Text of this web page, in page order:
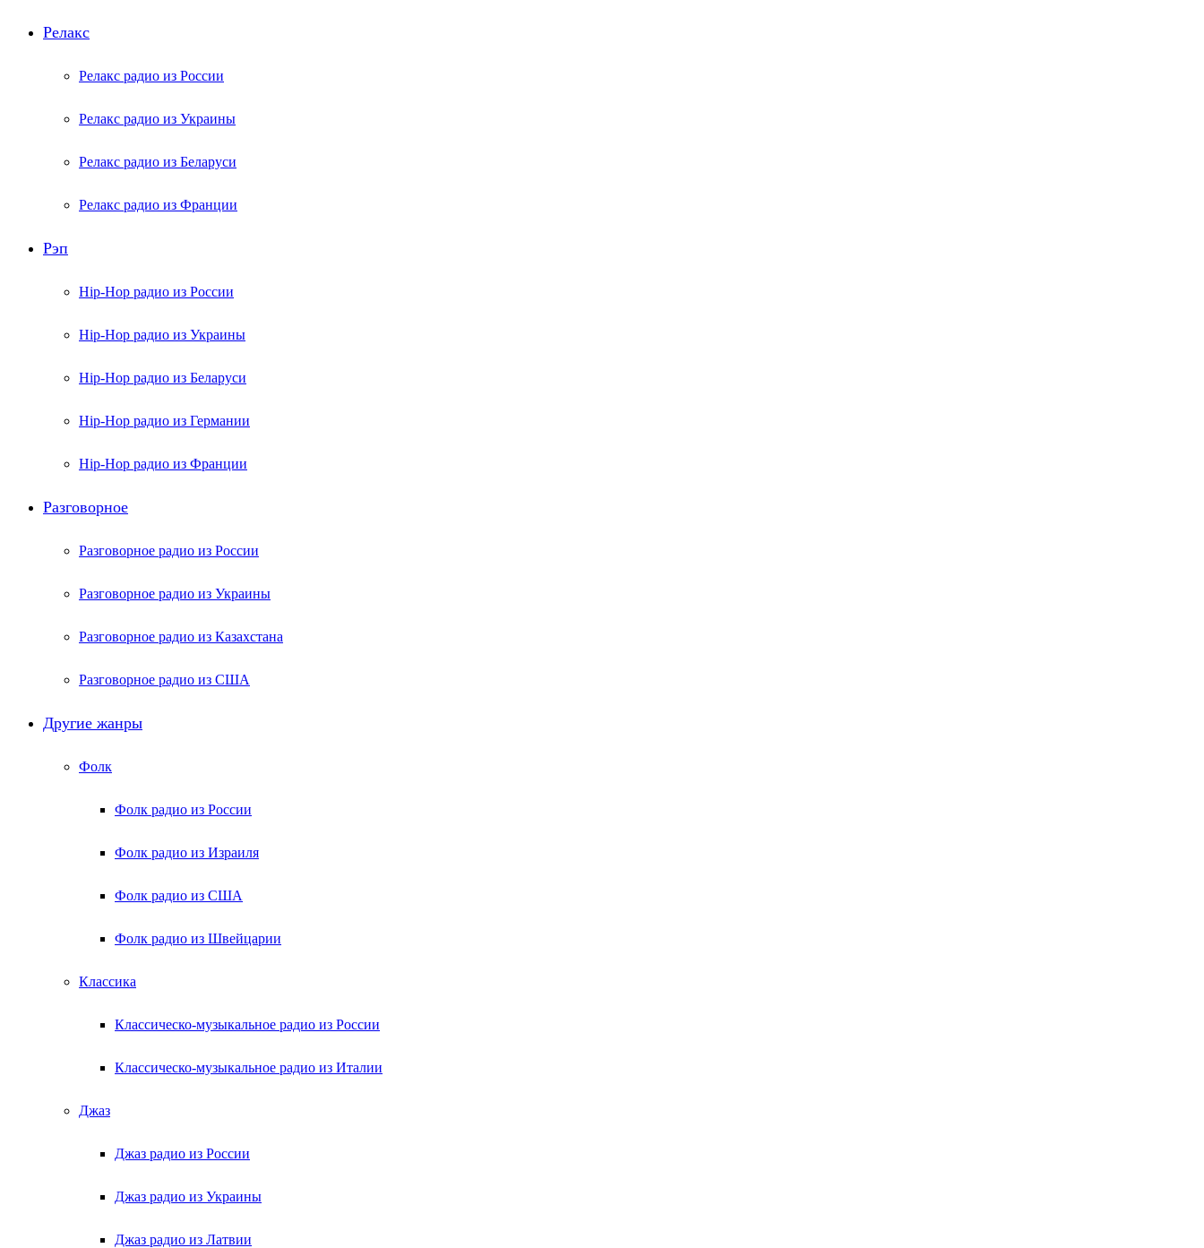
Релакс
Релакс радио из России
Релакс радио из Украины
Релакс радио из Беларуси
Релакс радио из Франции
Рэп
Hip-Hop радио из России
Hip-Hop радио из Украины
Hip-Hop радио из Беларуси
Hip-Hop радио из Германии
Hip-Hop радио из Франции
Разговорное
Разговорное радио из России
Разговорное радио из Украины
Разговорное радио из Казахстана
Разговорное радио из США
Другие жанры
Фолк
Фолк радио из России
Фолк радио из Израиля
Фолк радио из США
Фолк радио из Швейцарии
Классика
Классическо-музыкальное радио из России
Классическо-музыкальное радио из Италии
Джаз
Джаз радио из России
Джаз радио из Украины
Джаз радио из Латвии